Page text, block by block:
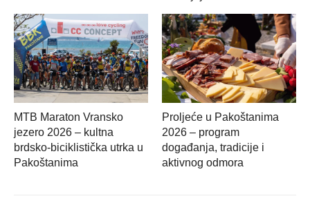
MTB Maraton Vransko
jezero 2026 – kultna
brdsko-biciklistička utrka u
Pakoštanima
Proljeće u Pakoštanima
2026 – program
događanja, tradicije i
aktivnog odmora